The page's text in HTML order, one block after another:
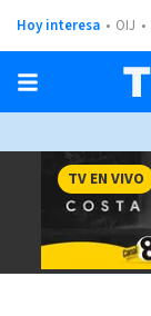
Hoy interesa OIJ
TV EN VIVO